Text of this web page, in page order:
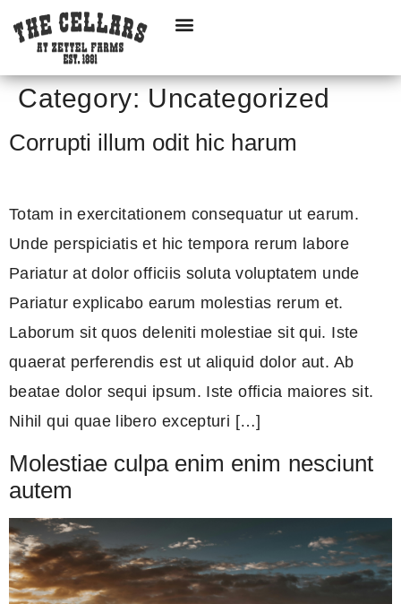
Category: Uncategorized
Corrupti illum odit hic harum
Totam in exercitationem consequatur ut earum.
Unde perspiciatis et hic tempora rerum labore
Pariatur at dolor officiis soluta voluptatem unde
Pariatur explicabo earum molestias rerum et.
Laborum sit quos deleniti molestiae sit qui. Iste
quaerat perferendis est ut aliquid dolor aut. Ab
beatae dolor sequi ipsum. Iste officia maiores sit.
Nihil qui quae libero excepturi […]
Molestiae culpa enim enim nesciunt
autem